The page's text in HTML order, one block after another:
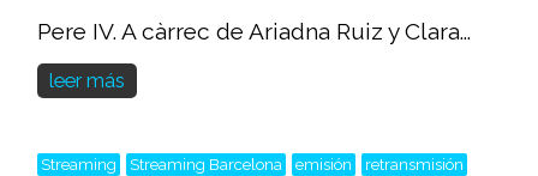
Pere IV. A càrrec de Ariadna Ruiz y Clara...
leer más
Streaming Streaming Barcelona emisión retransmisión